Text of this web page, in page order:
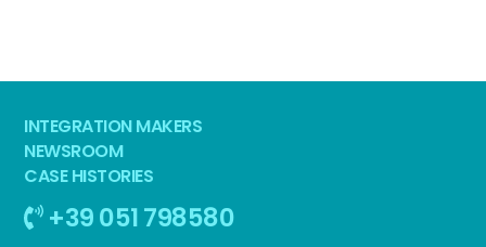
INTEGRATION MAKERS
NEWSROOM
CASE HISTORIES
+39 051 798580